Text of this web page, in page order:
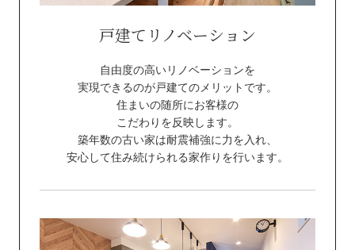
戸建て リノベーション
自由度の高いリノベーションを
実現できるのが戸建てのメリットです。
住まいの随所にお客様の
こだわりを反映します。
築年数の古い家は耐震補強に力を入れ、
安心して住み続けられる家作りを行います。